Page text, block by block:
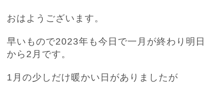
おはようございます。
早いもので2023年も今日で一月が終わり明日
から 2 月です。
1 月の少しだけ暖かい日がありましたが